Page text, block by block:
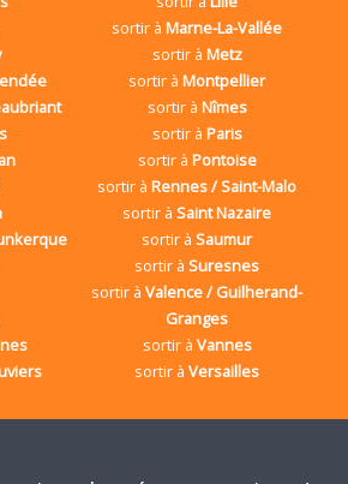
sortir àMarne-La-Vallée
sortir à Metz
sortir àMontpellier
sortir à Nîmes
sortir à Paris
sortir à Pontoise
sortir àRennes / Saint-Malo
sortir àSaint Nazaire
sortir àSaumur
sortir àSuresnes
sortir àValence / Guilherand-
Granges
sortir à Vannes
sortir àVersailles